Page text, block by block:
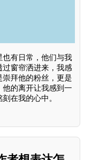
也有日常，他们与我
过窗帘洒进来，我感
拜他的粉丝，更是
的离开让我感到一
在我的心中。